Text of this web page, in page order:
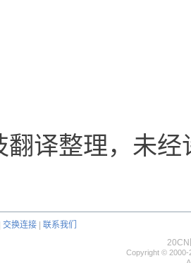
翻译整理，未
交换连接
联系我们
20CN
Copyright © 2000-